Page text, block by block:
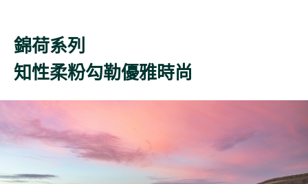
錦荷系列
知性柔粉勾勒優雅時尚